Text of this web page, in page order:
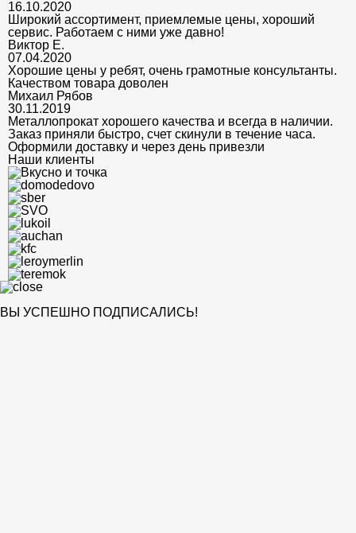
16.10.2020
Широкий ассортимент, приемлемые цены, хороший
сервис. Работаем с ними уже давно!
Виктор Е.
07.04.2020
Хорошие цены у ребят, очень грамотные консультанты.
Качеством товара доволен
Михаил Рябов
30.11.2019
Металлопрокат хорошего качества и всегда в наличии.
Заказ приняли быстро, счет скинули в течение часа.
Оформили доставку и через день привезли
Наши клиенты
ВЫ УСПЕШНО ПОДПИСАЛИСЬ!